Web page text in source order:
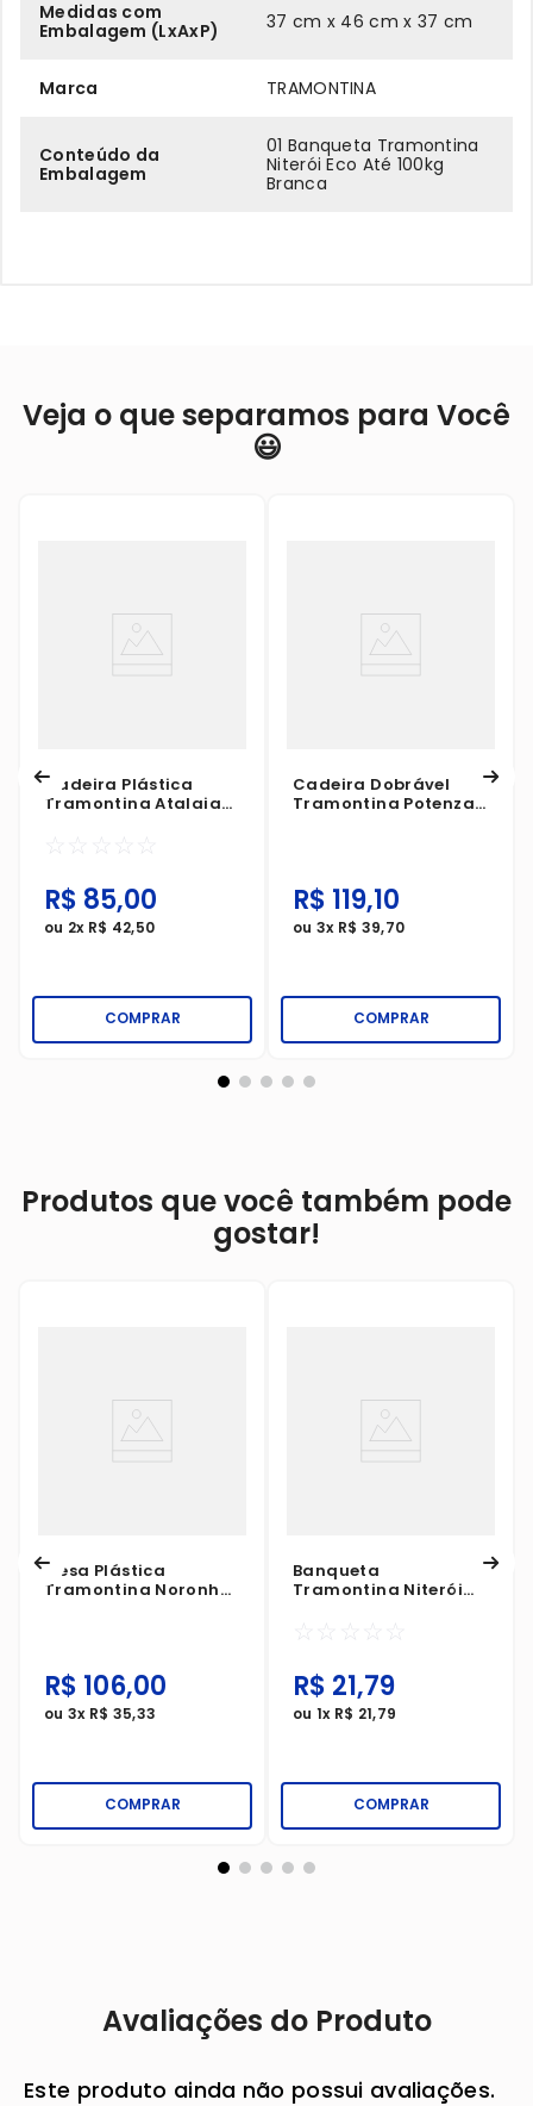
Medidas com
Embalagem (LxAxP)
37 cm x 46 cm x 37 cm
Marca TRAMONTINA
Conteúdo da
Embalagem
01 Banqueta Tramontina
Niterói Eco Até 100kg
Branca
Veja o que separamos para Você
😃
Cadeira Plástica
Tramontina Atalaia
Branco
☆ ☆ ☆ ☆ ☆
R$ 85,00
ou 2x R$ 42,50
COMPRAR
Cadeira Dobrável
Tramontina Potenza
R$ 119,10
ou 3x R$ 39,70
COMPRAR
Produtos que você também pode
gostar!
Mesa Plástica
Tramontina Noronha
R$ 106,00
ou 3x R$ 35,33
COMPRAR
Banqueta
Tramontina Niterói
☆ ☆ ☆ ☆ ☆
R$ 21,79
ou 1x R$ 21,79
COMPRAR
Avaliações do Produto
Este produto ainda não possui avaliações.